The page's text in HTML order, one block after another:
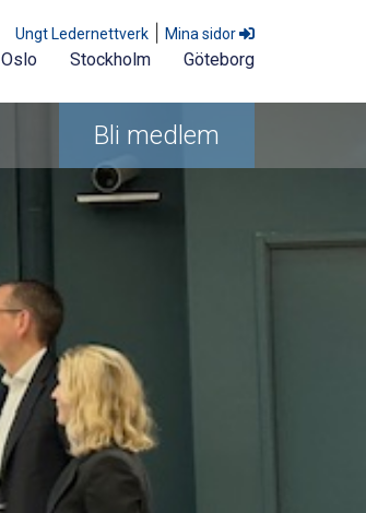
Ungt Ledernettverk Mina sidor
Oslo Stockholm Göteborg
Bli medlem